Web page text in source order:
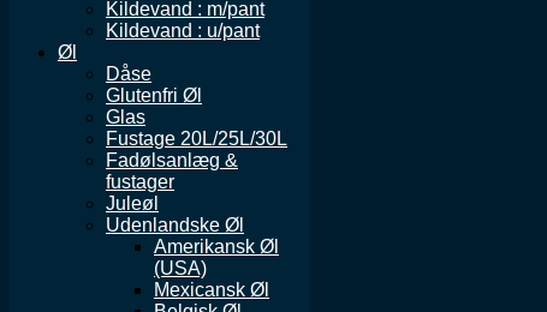
Kildevand : m/pant
Kildevand : u/pant
Øl
Dåse
Glutenfri Øl
Glas
Fustage 20L/25L/30L
Fadølsanlæg &
fustager
Juleøl
Udenlandske Øl
Amerikansk Øl
(USA)
Mexicansk Øl